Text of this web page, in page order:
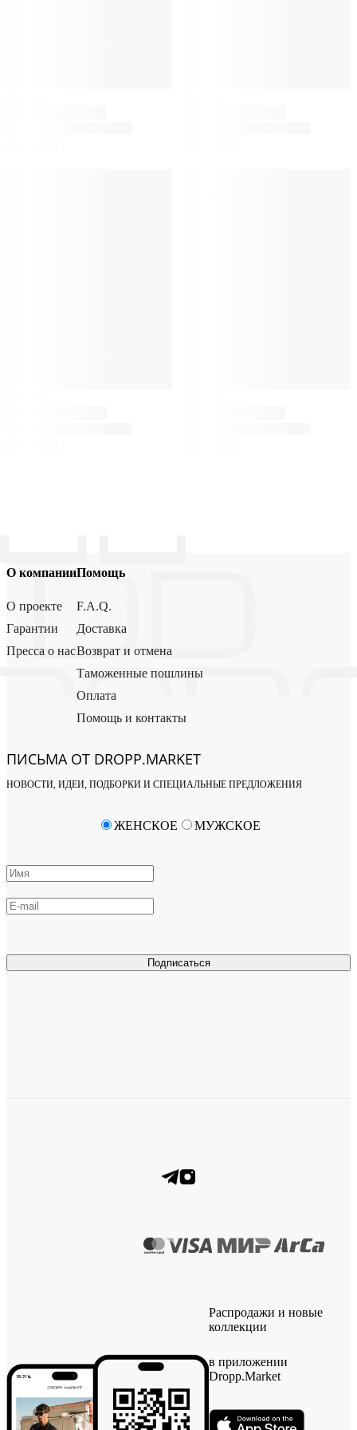
О компании
О проекте
Гарантии
Пресса о нас
Помощь
F.A.Q.
Доставка
Возврат и отмена
Таможенные пошлины
Оплата
Помощь и контакты
ПИСЬМА ОТ DROPP.MARKET
НОВОСТИ, ИДЕИ, ПОДБОРКИ И СПЕЦИАЛЬНЫЕ ПРЕДЛОЖЕНИЯ
Подписаться
ЖЕНСКОЕ МУЖСКОЕ
Распродажи и новые
коллекции
в приложении
Dropp.Market